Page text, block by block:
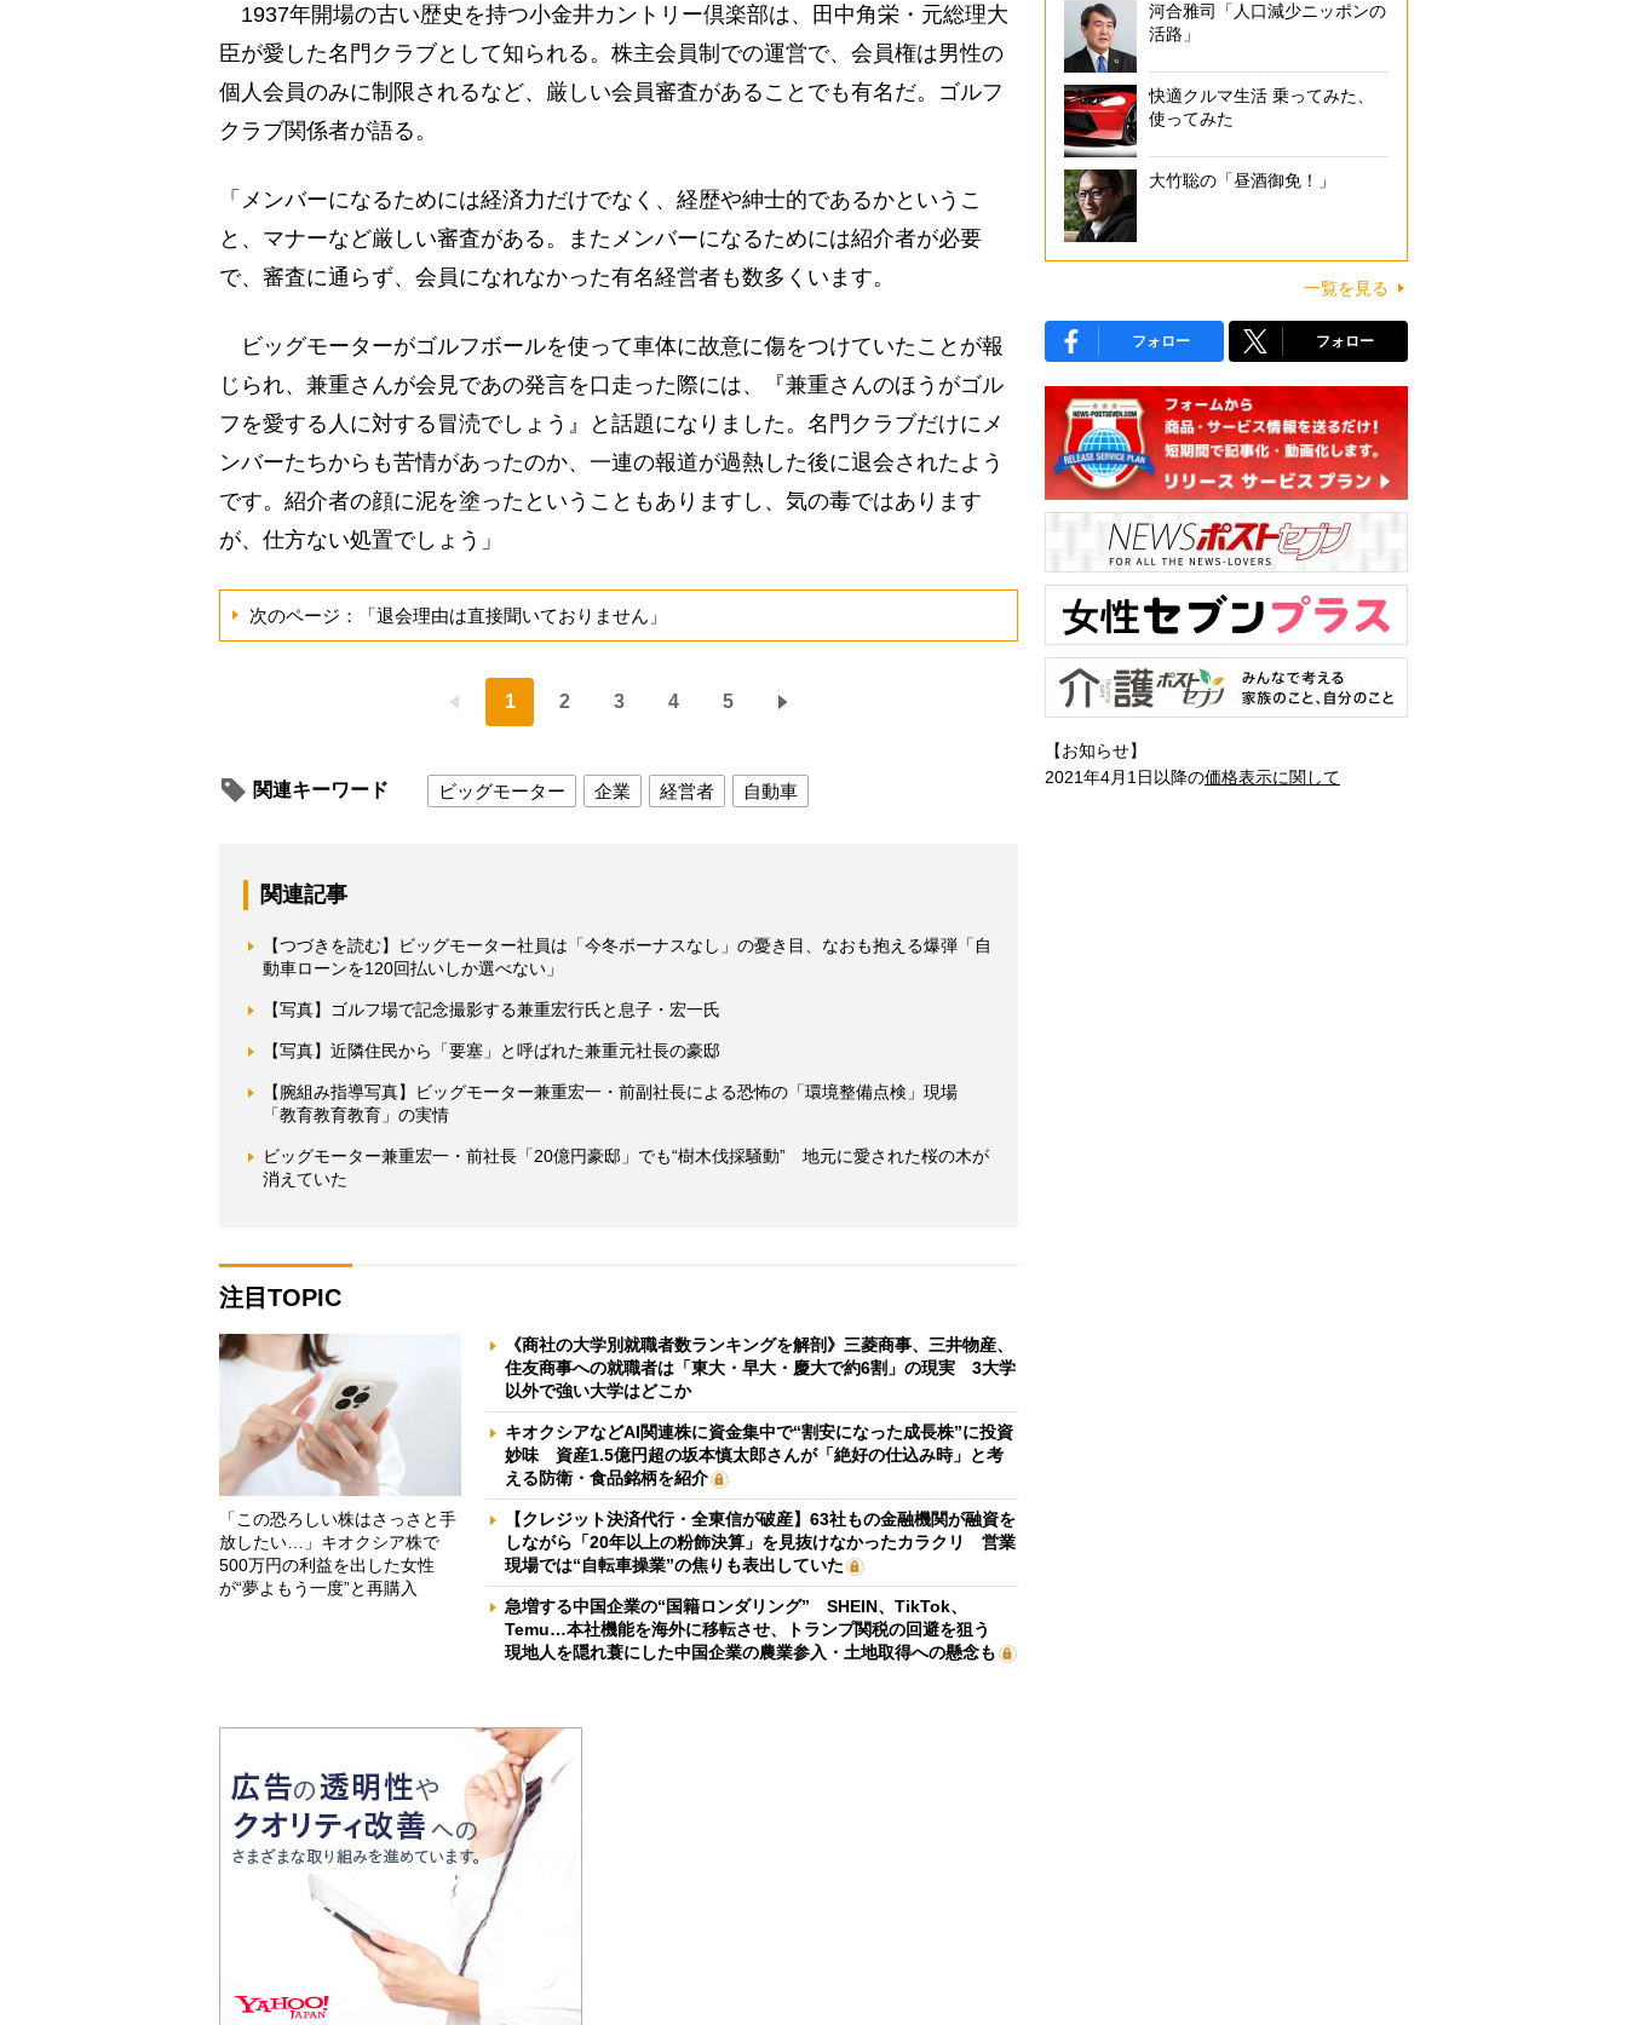
1937年開場の古い歴史を持つ小金井カントリー倶楽部は、田中角栄・元総理大
臣が愛した名門クラブとして知られる。株主会員制での運営で、会員権は男性の
個人会員のみに制限されるなど、厳しい会員審査があることでも有名だ。ゴルフ
クラブ関係者が語る。
「メンバーになるためには経済力だけでなく、経歴や紳士的であるかというこ
と、マナーなど厳しい審査がある。またメンバーになるためには紹介者が必要
で、審査に通らず、会員になれなかった有名経営者も数多くいます。
ビッグモーターがゴルフボールを使って車体に故意に傷をつけていたことが報
じられ、兼重さんが会見であの発言を口走った際には、『兼重さんのほうがゴル
フを愛する人に対する冒涜でしょう』と話題になりました。名門クラブだけにメ
ンバーたちからも苦情があったのか、一連の報道が過熱した後に退会されたよう
です。紹介者の顔に泥を塗ったということもありますし、気の毒ではあります
が、仕方ない処置でしょう」
次のページ：「退会理由は直接聞いておりません」
1 2 3 4 5
関連キーワード ビッグモーター 企業 経営者 自動車
関連記事
【つづきを読む】ビッグモーター社員は「今冬ボーナスなし」の憂き目、なおも抱える爆弾「自
動車ローンを120回払いしか選べない」
【写真】ゴルフ場で記念撮影する兼重宏行氏と息子・宏一氏
【写真】近隣住民から「要塞」と呼ばれた兼重元社長の豪邸
【腕組み指導写真】ビッグモーター兼重宏一・前副社長による恐怖の「環境整備点検」現場
「教育教育教育」の実情
ビッグモーター兼重宏一・前社長「20億円豪邸」でも“樹木伐採騒動” 地元に愛された桜の木が
消えていた
注目TOPIC
「この恐ろしい株はさっさと手
放したい…」キオクシア株で
500万円の利益を出した女性
が“夢よもう一度”と再購入
《商社の大学別就職者数ランキングを解剖》三菱商事、三井物産、
住友商事への就職者は「東大・早大・慶大で約6割」の現実 3大学
以外で強い大学はどこか
キオクシアなどAI関連株に資金集中で“割安になった成長株”に投資
妙味 資産1.5億円超の坂本慎太郎さんが「絶好の仕込み時」と考
える防衛・食品銘柄を紹介
【クレジット決済代行・全東信が破産】63社もの金融機関が融資を
しながら「20年以上の粉飾決算」を見抜けなかったカラクリ 営業
現場では“自転車操業”の焦りも表出していた
急増する中国企業の“国籍ロンダリング” SHEIN、TikTok、
Temu…本社機能を海外に移転させ、トランプ関税の回避を狙う
現地人を隠れ蓑にした中国企業の農業参入・土地取得への懸念も
河合雅司「人口減少ニッポンの
活路」
快適クルマ生活 乗ってみた、
使ってみた
大竹聡の「昼酒御免！」
一覧を見る
フォロー フォロー
【お知らせ】
2021年4月1日以降の価格表示に関して